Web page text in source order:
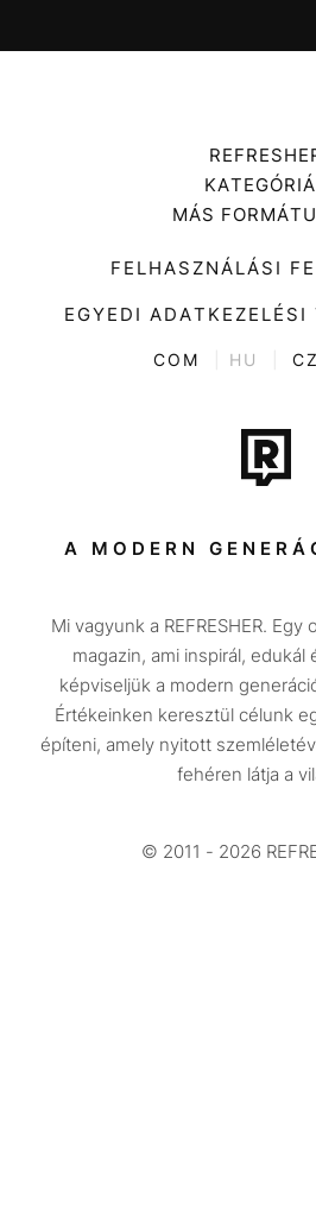
Zene
Divat
Kultúra
ENTR
Tech-
Sport
Társadalom
Utazás
Életmód
Design
Videó
MÁS
FELHASZNÁLÁSI
EGYEDI
COM HU CZ
A MODERN
Mi vagyunk a REFRESHER.
magazin, ami inspirál, edukál
képviseljük a modern
Értékeinken keresztül célunk
építeni, amely nyitott
fehéren látja a
© 2011 - 2026